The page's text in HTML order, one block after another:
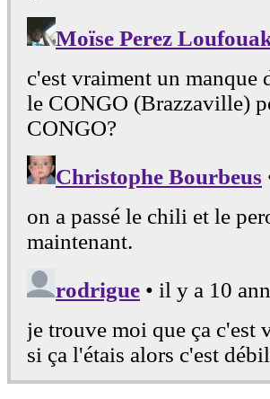
38
CORÉE DU SUD
40
HONGRIE
41
AUSTRALIE
42
RÉP. TCHÈQUE
42
44
NORVEGE
46
ISLANDE
47
JAMAIQUE
48
49
EGYPTE
50
CAMEROUN
51
COSTA RICA